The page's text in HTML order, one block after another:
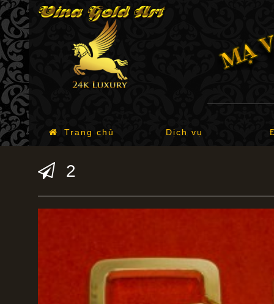
Trang chủ Dịch vụ
2